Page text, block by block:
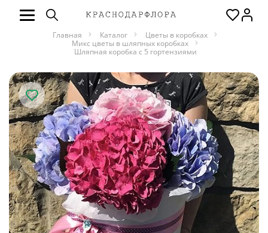
Главная Каталог
Цветы в коробках
Микс цветы в шляпных коробках
Шляпная коробка с 5 гортензиями